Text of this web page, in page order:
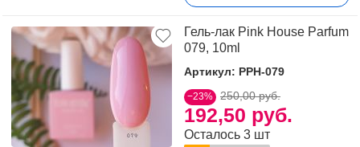
Гель-лак Pink House Parfum
079, 10ml
Артикул: PPH-079
−23%
192,50 руб.
250,00 руб.
Осталось 3 шт